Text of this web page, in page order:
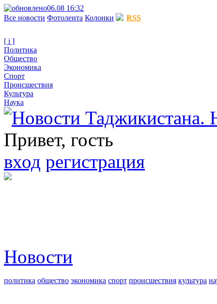
06.08 16:32
Все новости Фотолента Колонки RSS
[ i ]
Политика
Общество
Экономика
Спорт
Происшествия
Культура
Наука
Привет, гость
вход регистрация
Новости
политика общество экономика спорт происшествия культура